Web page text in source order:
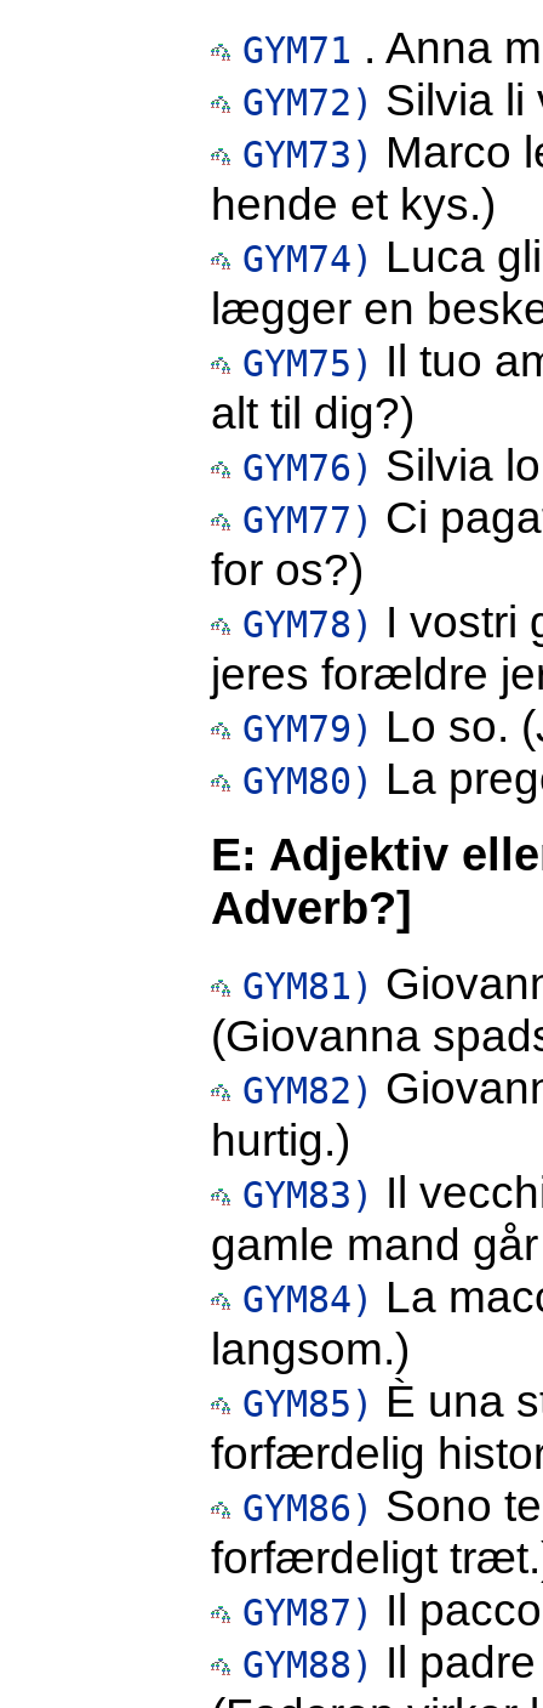
GYM71 . Anna
GYM72) Silvia li
GYM73) Marco
hende et kys.)
GYM74) Luca
lægger en
GYM75) Il tuo
alt til dig?)
GYM76) Silvia
GYM77) Ci
for os?)
GYM78) I vostri
jeres forældre
GYM79) Lo so.
GYM80) La
E: Adjektiv
Adverb?]
GYM81)
(Giovanna
GYM82)
hurtig.)
GYM83) Il
gamle mand
GYM84) La
langsom.)
GYM85) È una
forfærdelig
GYM86) Sono
forfærdeligt
GYM87) Il
GYM88) Il